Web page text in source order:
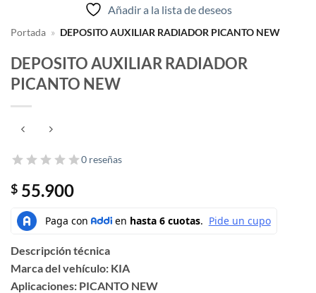
Añadir a la lista de deseos
Portada » DEPOSITO AUXILIAR RADIADOR PICANTO NEW
DEPOSITO AUXILIAR RADIADOR
PICANTO NEW
0 reseñas
$ 55.900
Descripción técnica
Marca del vehículo: KIA
Aplicaciones: PICANTO NEW